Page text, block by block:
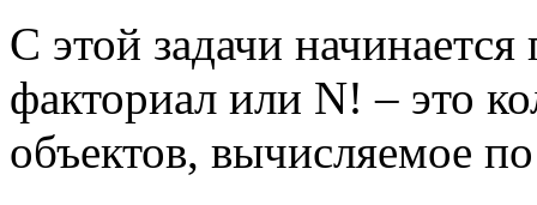
С этой задачи
факториал или N! – это
объектов, вычисляемое